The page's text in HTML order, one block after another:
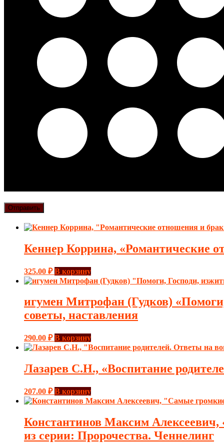
Кеннер Коррина, «Романтические
325.00 ₽ В корзину
игумен Митрофан (Гудков)
советы, наставления
290.00 ₽ В корзину
Лазарев С.Н., «Воспитание
207.00 ₽ В корзину
Константинов Максим Алексеевич,
из серии: Пророчества. Ченнелинг